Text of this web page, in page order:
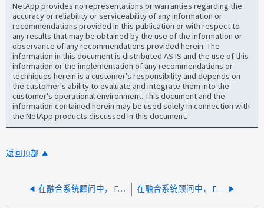
NetApp provides no representations or warranties regarding the
accuracy or reliability or serviceability of any information or
recommendations provided in this publication or with respect to
any results that may be obtained by the use of the information or
observance of any recommendations provided herein. The
information in this document is distributed AS IS and the use of this
information or the implementation of any recommendations or
techniques herein is a customer's responsibility and depends on
the customer's ability to evaluate and integrate them into the
customer's operational environment. This document and the
information contained herein may be used solely in connection with
the NetApp products discussed in this document.
返回顶部
在融合系统顾问中， FlexPod 存储 FC 上行链路检查失败 在融合系统顾问中， FlexPod UCS 和 Nexus 交换机连接检查失败